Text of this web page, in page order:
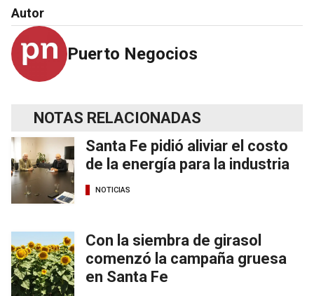
Autor
Puerto Negocios
NOTAS RELACIONADAS
Santa Fe pidió aliviar el costo
de la energía para la industria
NOTICIAS
Con la siembra de girasol
comenzó la campaña gruesa
en Santa Fe